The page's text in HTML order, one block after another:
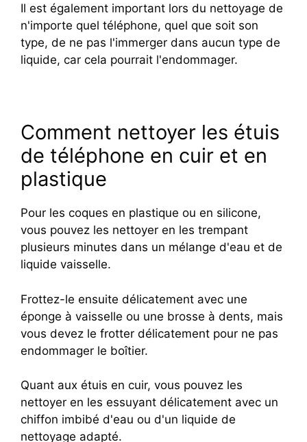
Il est également important lors du nettoyage de
n'importe quel téléphone, quel que soit son
type, de ne pas l'immerger dans aucun type de
liquide, car cela pourrait l'endommager.
Comment nettoyer les étuis
de téléphone en cuir et en
plastique
Pour les coques en plastique ou en silicone,
vous pouvez les nettoyer en les trempant
plusieurs minutes dans un mélange d'eau et de
liquide vaisselle.
Frottez-le ensuite délicatement avec une
éponge à vaisselle ou une brosse à dents, mais
vous devez le frotter délicatement pour ne pas
endommager le boîtier.
Quant aux étuis en cuir, vous pouvez les
nettoyer en les essuyant délicatement avec un
chiffon imbibé d'eau ou d'un liquide de
nettoyage adapté.